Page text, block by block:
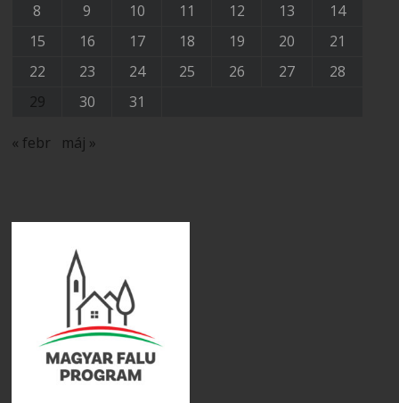
8
9 10 11 12 13
14
15
16 17 18 19 20
21
22
23 24 25 26 27
28
29
30 31
« febr máj »